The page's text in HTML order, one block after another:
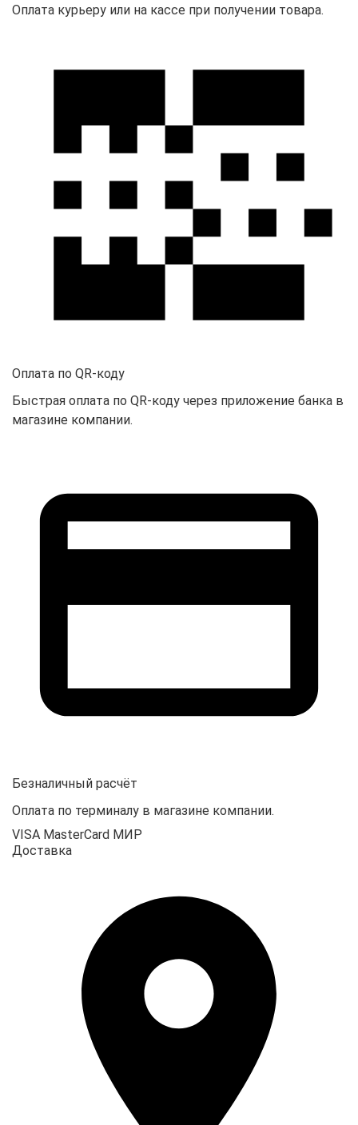
Оплата курьеру или на кассе при получении товара.
Оплата по QR-коду
Быстрая оплата по QR-коду через приложение банка в
магазине компании.
Безналичный расчёт
Оплата по терминалу в магазине компании.
VISA MasterCard МИР
Доставка